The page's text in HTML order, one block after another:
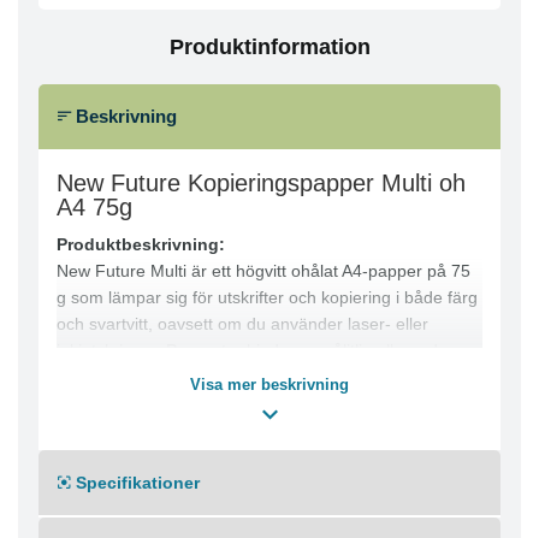
Produktinformation
Beskrivning
New Future Kopieringspapper Multi oh
A4 75g
Produktbeskrivning:
New Future Multi är ett högvitt ohålat A4-papper på 75
g som lämpar sig för utskrifter och kopiering i både färg
och svartvitt, oavsett om du använder laser- eller
kvalitet för många arbetsuppgifter, inklusive dubbelsidig
● Högvitt papper med bra allround-kvalitet
● Lämpligt för både färg- och svartvita utskrifter
Visa mer beskrivning
Specifikationer